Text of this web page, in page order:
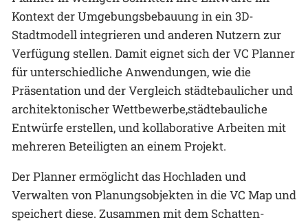
Kontext der Umgebungsbebauung in ein 3D-
Stadtmodell integrieren und anderen Nutzern zur
Verfügung stellen. Damit eignet sich der VC Planner
für unterschiedliche Anwendungen, wie die
Präsentation und der Vergleich städtebaulicher und
architektonischer Wettbewerbe,städtebauliche
Entwürfe erstellen, und kollaborative Arbeiten mit
mehreren Beteiligten an einem Projekt.
Der Planner ermöglicht das Hochladen und
Verwalten von Planungsobjekten in die VC Map und
speichert diese. Zusammen mit dem Schatten-